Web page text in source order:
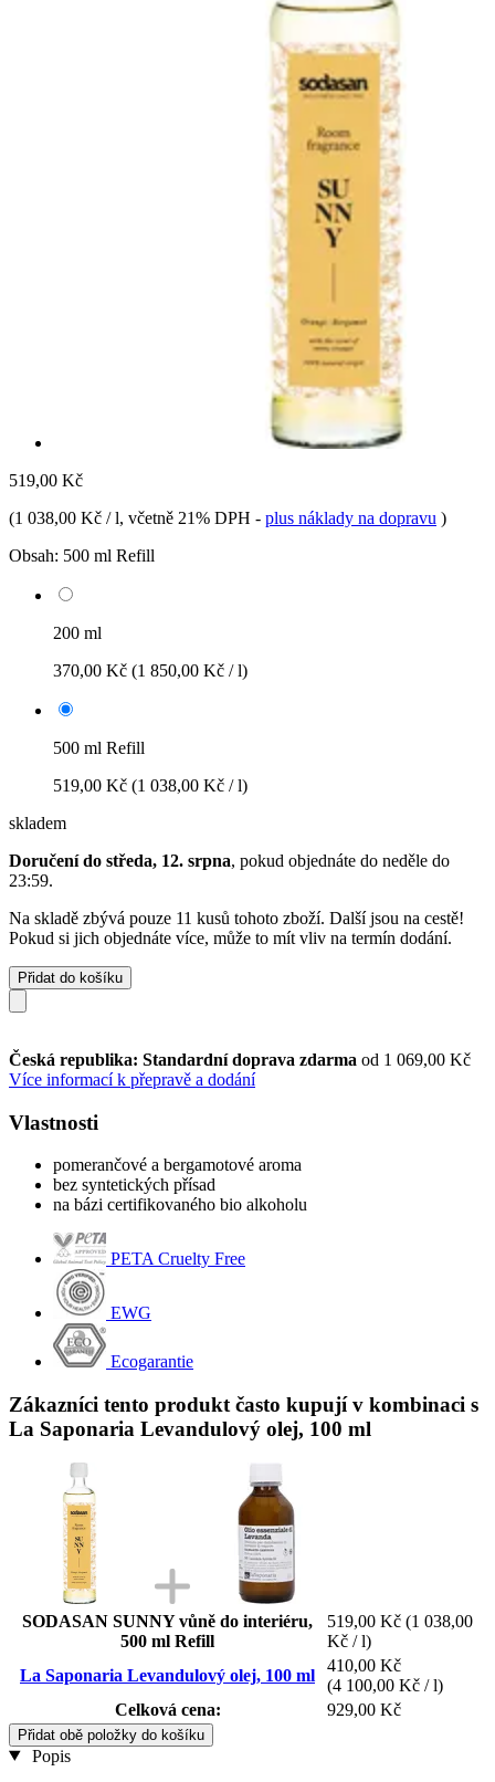
519,00 Kč
(1 038,00 Kč / l, včetně 21% DPH - plus náklady na dopravu )
Obsah: 500 ml Refill
200 ml
370,00 Kč (1 850,00 Kč / l)
500 ml Refill
519,00 Kč (1 038,00 Kč / l)
skladem
Doručení do středa, 12. srpna, pokud objednáte do neděle do
23:59.
Na skladě zbývá pouze 11 kusů tohoto zboží. Další jsou na cestě!
Pokud si jich objednáte více, může to mít vliv na termín dodání.
Přidat do košíku
Česká republika: Standardní doprava zdarma od 1 069,00 Kč
Více informací k přepravě a dodání
Vlastnosti
pomerančové a bergamotové aroma
bez syntetických přísad
na bázi certifikovaného bio alkoholu
PETA Cruelty Free
EWG
Ecogarantie
Zákazníci tento produkt často kupují v kombinaci s
La Saponaria Levandulový olej, 100 ml
SODASAN SUNNY vůně do interiéru,
500 ml Refill
519,00 Kč (1 038,00
Kč / l)
La Saponaria Levandulový olej, 100 ml
410,00 Kč
(4 100,00 Kč / l)
Celková cena:
929,00 Kč
Přidat obě položky do košíku
Popis